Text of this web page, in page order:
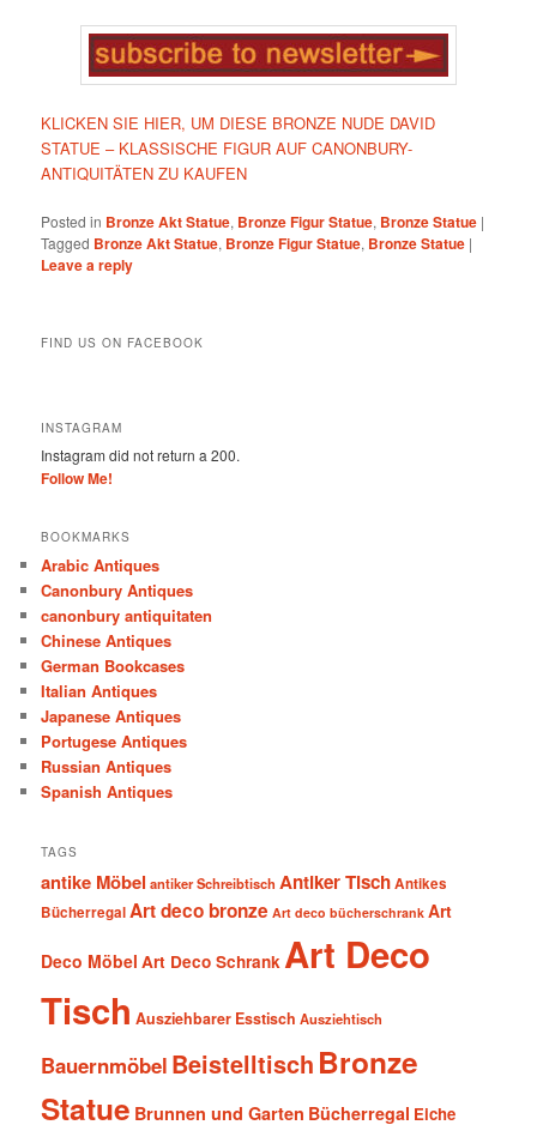
KLICKEN SIE HIER, UM DIESE BRONZE NUDE DAVID
STATUE – KLASSISCHE FIGUR AUF CANONBURY-
ANTIQUITÄTEN ZU KAUFEN
Posted in Bronze Akt Statue, Bronze Figur Statue, Bronze Statue |
Tagged Bronze Akt Statue, Bronze Figur Statue, Bronze Statue |
Leave a reply
FIND US ON FACEBOOK
INSTAGRAM
Instagram did not return a 200.
Follow Me!
BOOKMARKS
Arabic Antiques
Canonbury Antiques
canonbury antiquitaten
Chinese Antiques
German Bookcases
Italian Antiques
Japanese Antiques
Portugese Antiques
Russian Antiques
Spanish Antiques
TAGS
antike Möbel antiker Schreibtisch Antiker TischAntikes
BücherregalArt deco bronze Art deco bücherschrank Art
Deco Möbel Art Deco Schrank Art Deco
Tisch Ausziehbarer Esstisch Ausziehtisch
Bauernmöbel Beistelltisch Bronze
Statue Brunnen und Garten Bücherregal Eiche